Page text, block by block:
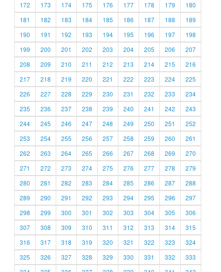
172
173 174 175 176 177 178 179
180
181
182 183 184 185 186 187 188
189
190
191 192 193 194 195 196 197
198
199
200 201 202 203 204 205 206
207
208
209 210 211 212 213 214 215
216
217
218 219 220 221 222 223 224
225
226
227 228 229 230 231 232 233
234
235
236 237 238 239 240 241 242
243
244
245 246 247 248 249 250 251
252
253
254 255 256 257 258 259 260
261
262
263 264 265 266 267 268 269
270
271
272 273 274 275 276 277 278
279
280
281 282 283 284 285 286 287
288
289
290 291 292 293 294 295 296
297
298
299 300 301 302 303 304 305
306
307
308 309 310 311 312 313 314
315
316
317 318 319 320 321 322 323
324
325
326 327 328 329 330 331 332
333